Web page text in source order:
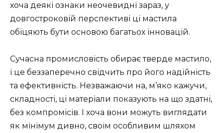
хоча деякі ознаки неочевидні зараз, у
довгостроковій перспективі ці мастила
обіцяють бути основою багатьох інновацій.
Сучасна промисловість обирає тверде мастило,
і це беззаперечно свідчить про його надійність
та ефективність. Незважаючи на, м’яко кажучи,
складності, ці матеріали показують на що здатні,
без компромісів. І хоча вони можуть виглядати
як мінімум дивно, своїм особливим шляхом